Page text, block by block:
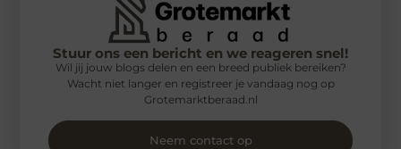
Stuur ons een bericht en we reageren snel!
Wil jij jouw blogs delen en een breed publiek bereiken?
Wacht niet langer en registreer je vandaag nog op
Grotemarktberaad.nl
Neem contact op